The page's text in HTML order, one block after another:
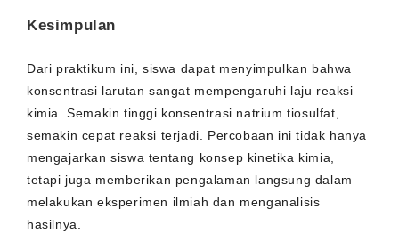
Kesimpulan
Dari praktikum ini, siswa dapat menyimpulkan bahwa
konsentrasi larutan sangat mempengaruhi laju reaksi
kimia. Semakin tinggi konsentrasi natrium tiosulfat,
semakin cepat reaksi terjadi. Percobaan ini tidak hanya
mengajarkan siswa tentang konsep kinetika kimia,
tetapi juga memberikan pengalaman langsung dalam
melakukan eksperimen ilmiah dan menganalisis
hasilnya.